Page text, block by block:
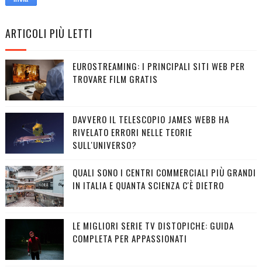
ARTICOLI PIÙ LETTI
EUROSTREAMING: I PRINCIPALI SITI WEB PER
TROVARE FILM GRATIS
DAVVERO IL TELESCOPIO JAMES WEBB HA
RIVELATO ERRORI NELLE TEORIE
SULL'UNIVERSO?
QUALI SONO I CENTRI COMMERCIALI PIÙ GRANDI
IN ITALIA E QUANTA SCIENZA C'È DIETRO
LE MIGLIORI SERIE TV DISTOPICHE: GUIDA
COMPLETA PER APPASSIONATI